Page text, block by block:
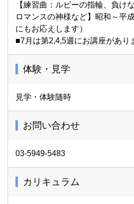
【練習曲：ルビーの指輪、負け
ロマンスの神様など】昭和～平
にもお応えします）
■7月は第2,4,5週にお講座があり
体験・見学
見学・体験随時
お問い合わせ
03-5949-5483
カリキュラム